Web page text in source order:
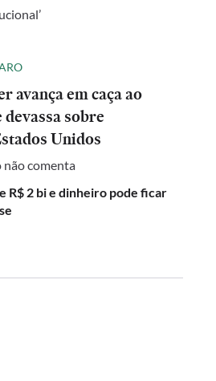
avança em caça ao
sobre
Unidos
não comenta
R$ 2 bi e dinheiro pode ficar